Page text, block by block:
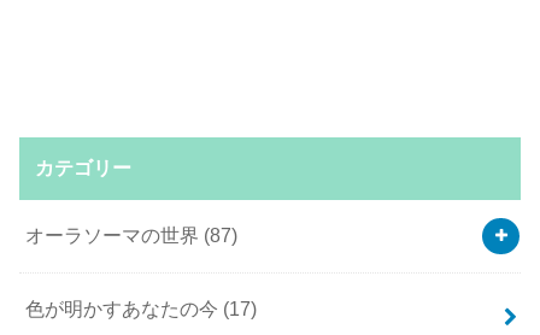
カテゴリー
オーラソーマの世界 (87)
色が明かすあなたの今 (17)